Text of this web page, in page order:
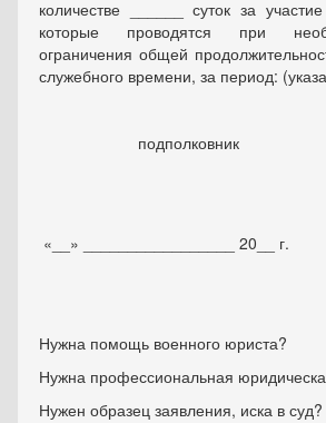
количестве ______ суток за
которые проводятся при
ограничения общей
служебного времени, за период:
«__» _________________ 20__ г.
Нужна помощь военного юриста?
Нужна профессиональная
Нужен образец заявления, иска в суд?